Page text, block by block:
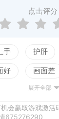
用己方的优势
状况，依旧可
可进行自定
斗，随着操
点击评分
手 护肝
好 画面差
测试
展开全部
会赢取游戏激活
675276290